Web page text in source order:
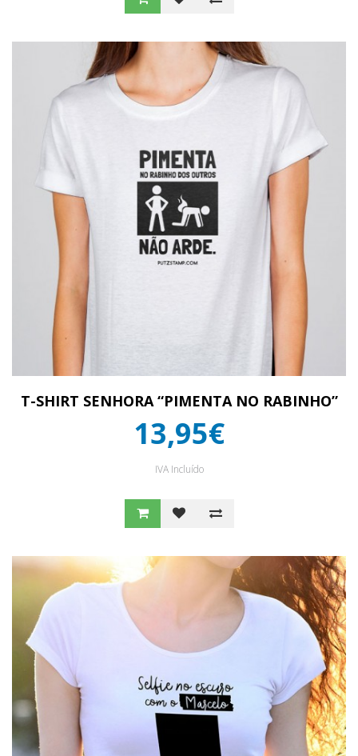
T-SHIRT SENHORA “PIMENTA NO RABINHO”
13,95€
IVA Incluído